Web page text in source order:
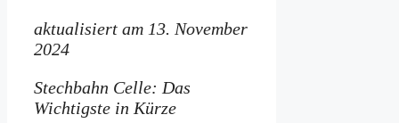
aktualisiert am 13. November
2024
Stechbahn Celle: Das
Wichtigste in Kürze